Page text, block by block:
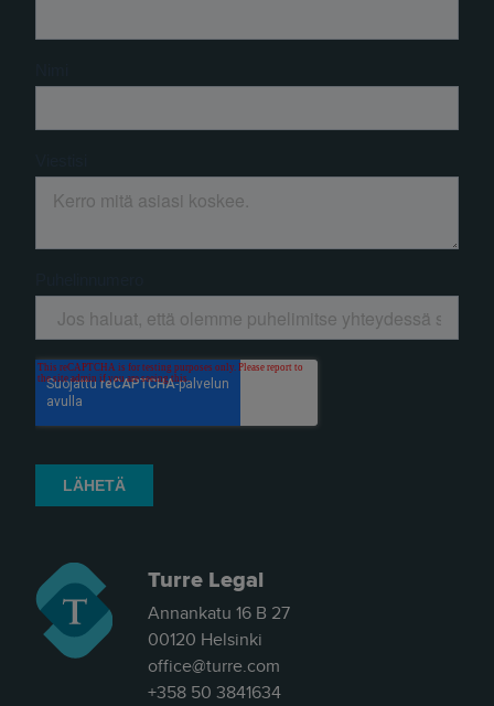
Turre Legal
Annankatu 16 B 27
00120 Helsinki
office@turre.com
+358 50 3841634